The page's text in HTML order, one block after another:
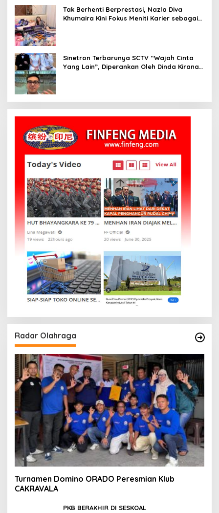
Tak Berhenti Berprestasi, Nazla Diva
Khumaira Kini Fokus Meniti Karier sebagai
Sinetron Terbarunya SCTV “Wajah Cinta
Yang Lain”, Diperankan Oleh Dinda Kirana,
Radar Olahraga
Turnamen Domino ORADO Peresmian Klub
CAKRAVALA
PKB BERAKHIR DI SESKOAL